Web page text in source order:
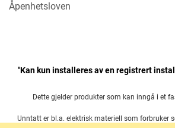
Åpenhetsloven
"Kan kun installeres av en registrert
Dette gjelder produkter som kan inngå i et
Unntatt er bl.a. elektrisk materiell som forbruker